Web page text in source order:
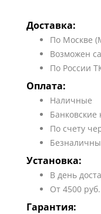
Доставка:
По Москве
Возможен
По России
Оплата:
Наличные
Банковские
По счету
Установка:
В день
От 4500 руб.
Гарантия: